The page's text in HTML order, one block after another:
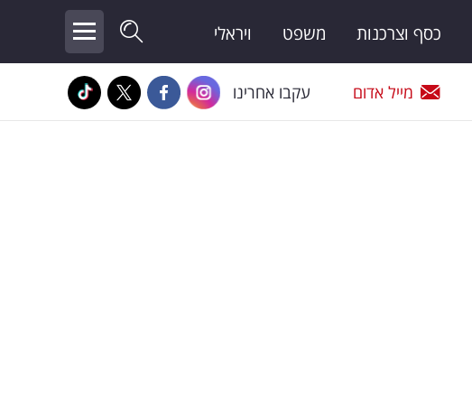
כסף וצרכנות משפט ויראלי
מייל אדום עקבו אחרינו